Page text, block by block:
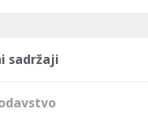
sadržaji